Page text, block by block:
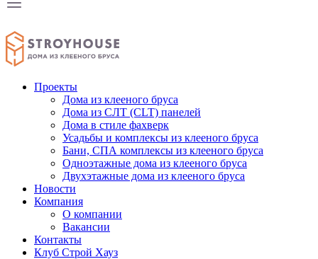
Проекты
Дома из клееного бруса
Дома из СЛТ (CLT) панелей
Дома в стиле фахверк
Усадьбы и комплексы из клееного бруса
Бани, СПА комплексы из клееного бруса
Одноэтажные дома из клееного бруса
Двухэтажные дома из клееного бруса
Новости
Компания
О компании
Вакансии
Контакты
Клуб Строй Хауз